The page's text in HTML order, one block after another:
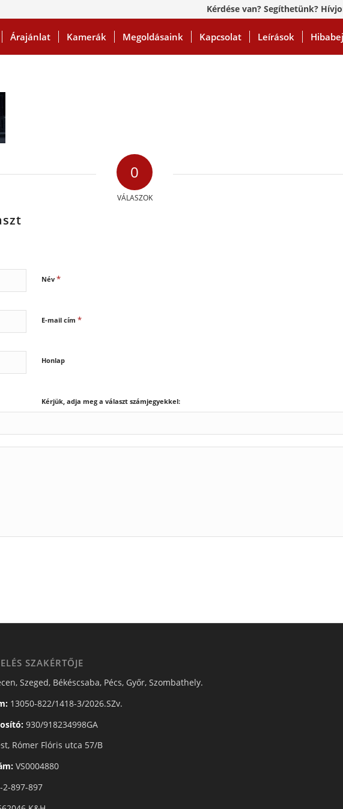
Kérdése van? Segíthetünk?
Árajánlat Kamerák Megoldásaink Kapcsolat Leírások
0
VÁLASZOK
Név *
E-mail cím *
Honlap
Kérjük, adja meg a választ számjegyekkel:
SZAKÉRTŐJE
Szeged, Békéscsaba, Pécs, Győr, Szombathely.
13050-822/1418-3/2026.SZv.
930/918234998GA
Rómer Flóris utca 57/B
VS0004880
2-897-897